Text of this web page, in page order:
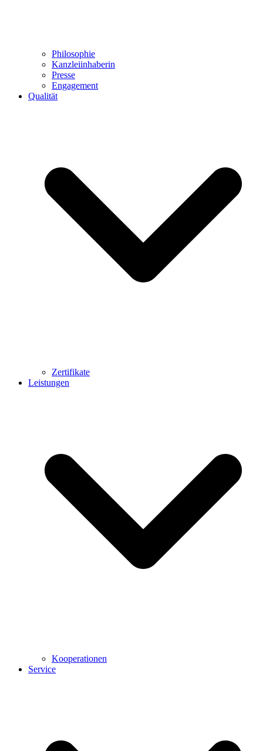
Philosophie
Kanzleiinhaberin
Presse
Engagement
Qualität
Zertifikate
Leistungen
Kooperationen
Service